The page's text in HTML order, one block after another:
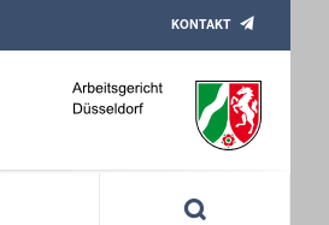
KONTAKT